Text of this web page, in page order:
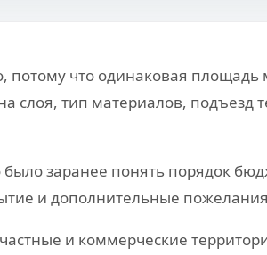
что одинаковая
слоя, тип материалов, подъезд
заранее понять порядок
и дополнительные
и коммерческие